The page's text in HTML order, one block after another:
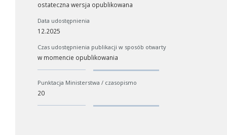
ostateczna wersja opublikowana
Data udostępnienia
12.2025
Czas udostępnienia publikacji w sposób otwarty
w momencie opublikowania
Punktacja Ministerstwa / czasopismo
20